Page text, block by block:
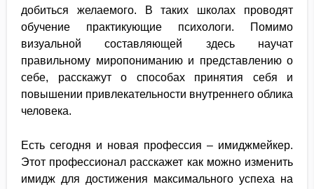
добиться желаемого. В таких школах проводят
обучение практикующие психологи. Помимо
визуальной составляющей здесь научат
правильному миропониманию и представлению о
себе, расскажут о способах принятия себя и
повышении привлекательности внутреннего облика
человека.
Есть сегодня и новая профессия – имиджмейкер.
Этот профессионал расскажет как можно изменить
имидж для достижения максимального успеха на